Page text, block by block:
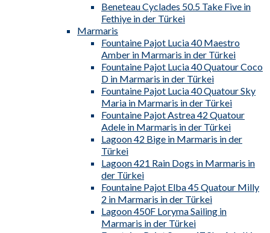
Beneteau Cyclades 50.5 Take Five in
Fethiye in der Türkei
Marmaris
Fountaine Pajot Lucia 40 Maestro
Amber in Marmaris in der Türkei
Fountaine Pajot Lucia 40 Quatour Coco
D in Marmaris in der Türkei
Fountaine Pajot Lucia 40 Quatour Sky
Maria in Marmaris in der Türkei
Fountaine Pajot Astrea 42 Quatour
Adele in Marmaris in der Türkei
Lagoon 42 Bige in Marmaris in der
Türkei
Lagoon 421 Rain Dogs in Marmaris in
der Türkei
Fountaine Pajot Elba 45 Quatour Milly
2 in Marmaris in der Türkei
Lagoon 450F Loryma Sailing in
Marmaris in der Türkei